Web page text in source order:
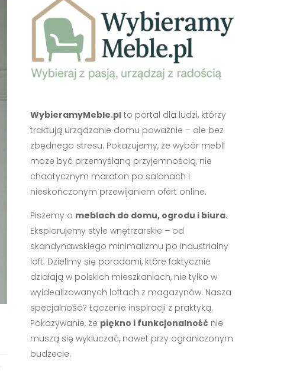
WybieramyMeble.plto portal dla ludzi, którzy
traktują urządzanie domu poważnie – ale bez
zbędnego stresu. Pokazujemy, że wybór mebli
może być przemyślaną przyjemnością, nie
chaotycznym maraton po salonach i
nieskończonym przewijaniem ofert online.
Piszemy o meblach do domu, ogrodu i biura.
Eksplorujemy style wnętrzarskie – od
skandynawskiego minimalizmu po industrialny
loft. Dzielimy się poradami, które faktycznie
działają w polskich mieszkaniach, nie tylko w
wyidealizowanych loftach z magazynów. Nasza
specjalność? Łączenie inspiracji z praktyką.
Pokazywanie, że piękno i funkcjonalność nie
muszą się wykluczać, nawet przy ograniczonym
budżecie.